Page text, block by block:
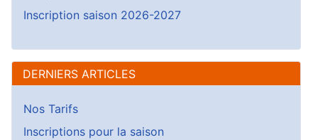
Inscription saison 2026-2027
DERNIERS ARTICLES
Nos Tarifs
Inscriptions pour la saison